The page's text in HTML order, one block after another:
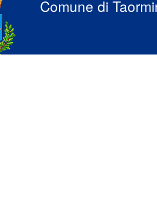
Comune di